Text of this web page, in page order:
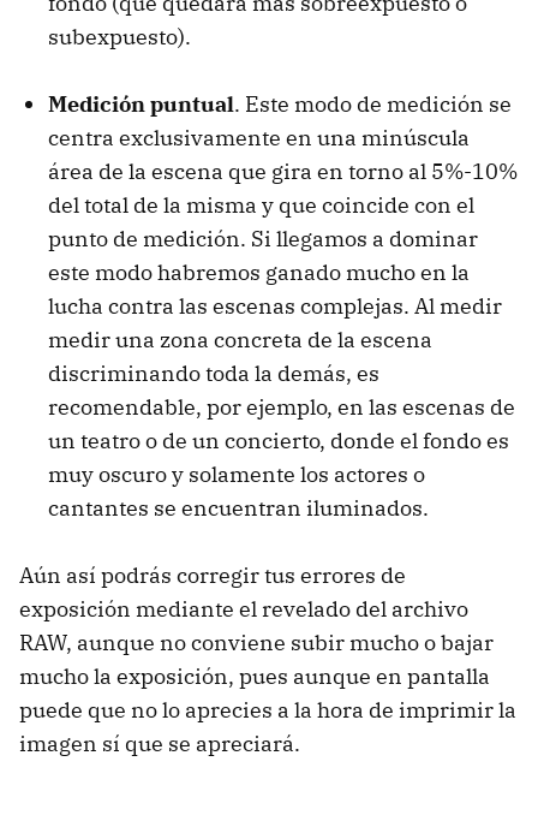
subexpuesto).
Medición puntual. Este modo de medición se
centra exclusivamente en una minúscula
área de la escena que gira en torno al 5%-10%
del total de la misma y que coincide con el
punto de medición. Si llegamos a dominar
este modo habremos ganado mucho en la
lucha contra las escenas complejas. Al medir
medir una zona concreta de la escena
discriminando toda la demás, es
recomendable, por ejemplo, en las escenas de
un teatro o de un concierto, donde el fondo es
muy oscuro y solamente los actores o
cantantes se encuentran iluminados.
Aún así podrás corregir tus errores de
exposición mediante el revelado del archivo
RAW, aunque no conviene subir mucho o bajar
mucho la exposición, pues aunque en pantalla
puede que no lo aprecies a la hora de imprimir la
imagen sí que se apreciará.